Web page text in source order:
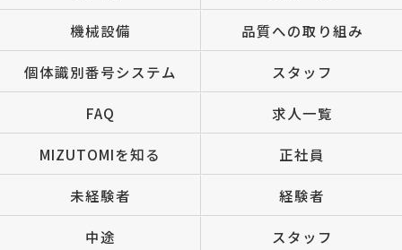
機械設備 品質への取り組み
個体識別番号システム スタッフ
FAQ 求人一覧
MIZUTOMIを知る 正社員
未経験者 経験者
中途 スタッフ